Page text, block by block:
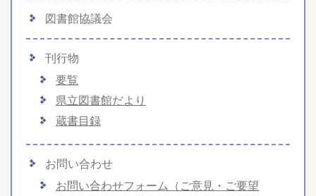
図書館協議会
刊行物
要覧
県立図書館だより
蔵書目録
お問い合わせ
お問い合わせフォーム（ご意見・ご要望